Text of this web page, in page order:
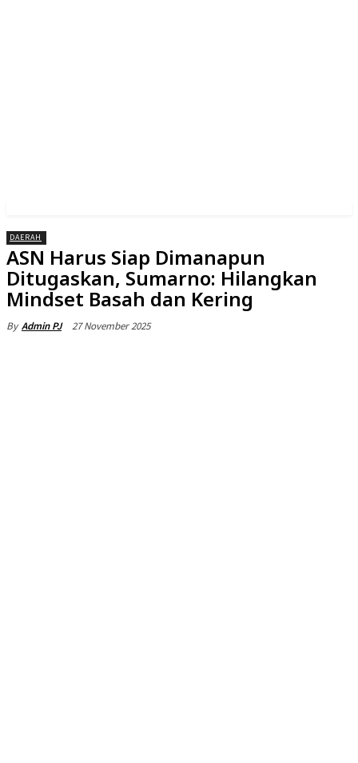
DAERAH
ASN Harus Siap Dimanapun
Ditugaskan, Sumarno: Hilangkan
Mindset Basah dan Kering
By Admin PJ 27 November 2025